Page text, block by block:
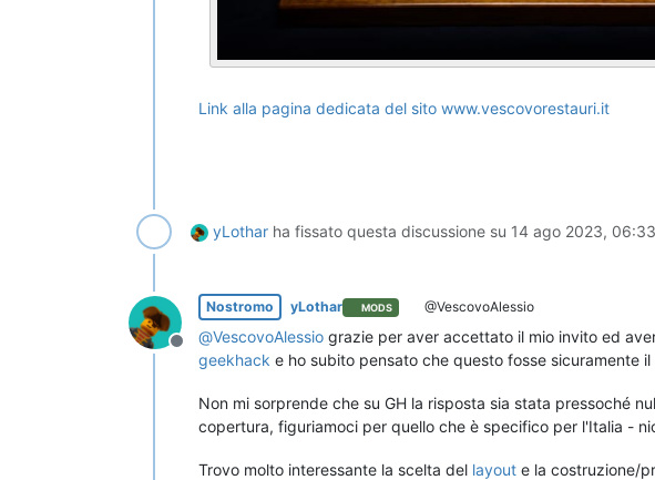
Link alla pagina dedicata del sito www.vescovorestauri.it
yLothar ha fissato questa discussione su 14 ago 2023, 06:33
Non in linea
Nostromo yLothar MODS @VescovoAlessio
@VescovoAlessio grazie per aver accettato il mio invito ed
geekhack e ho subito pensato che questo fosse sicuramente
Non mi sorprende che su GH la risposta sia stata pressoché
copertura, figuriamoci per quello che è specifico per l'Italia -
Trovo molto interessante la scelta del layout e la costruzione/